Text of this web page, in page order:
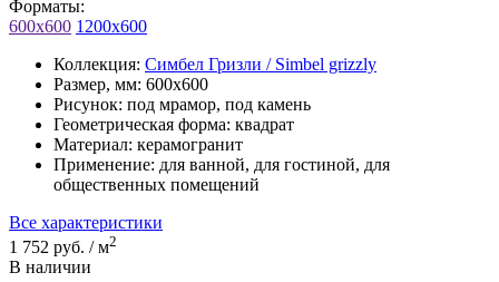
Форматы:
600x600 1200x600
Коллекция: Симбел Гризли / Simbel grizzly
Размер, мм: 600x600
Рисунок: под мрамор, под камень
Геометрическая форма: квадрат
Материал: керамогранит
Применение: для ванной, для гостиной, для
общественных помещений
Все характеристики
1 752 руб. / м2
В наличии